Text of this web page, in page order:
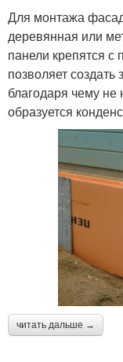
Для монтажа
деревянная или
панели крепятся
позволяет
благодаря чему
образуется
читать дальше →